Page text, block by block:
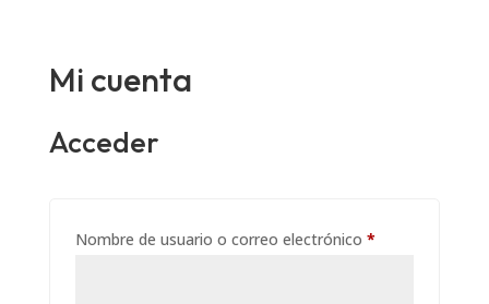
Mi cuenta
Acceder
Nombre de usuario o correo electrónico *Obligatorio